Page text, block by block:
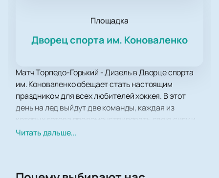
Площадка
Дворец спорта им. Коноваленко
Матч Торпедо-Горький - Дизель в Дворце спорта
им. Коноваленко обещает стать настоящим
праздником для всех любителей хоккея. В этот
день на лед выйдут две команды, каждая из
которых готова продемонстрировать свою силу и
мастерство. Зрители смогут насладиться не
Читать дальше...